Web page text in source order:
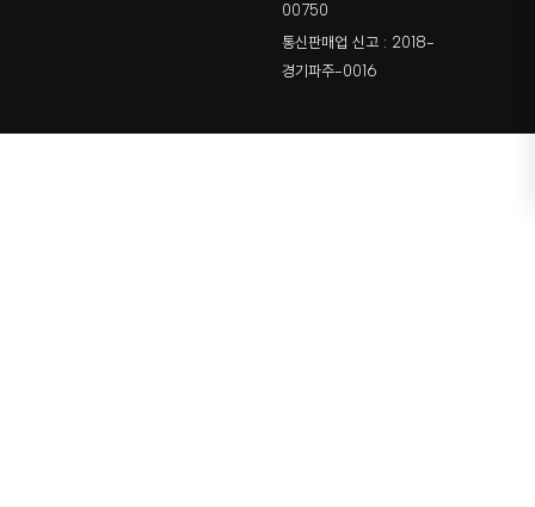
00750
통신판매업 신고 : 2018-
경기파주-0016